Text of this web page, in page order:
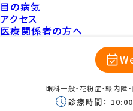
眼科一般・花粉症・緑内障
診療時間：
目の病気
アクセス
医療関係者の方へ